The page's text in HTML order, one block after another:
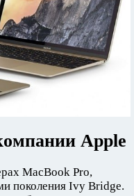
Apple
MacBook Pro,
поколения Ivy Bridge.